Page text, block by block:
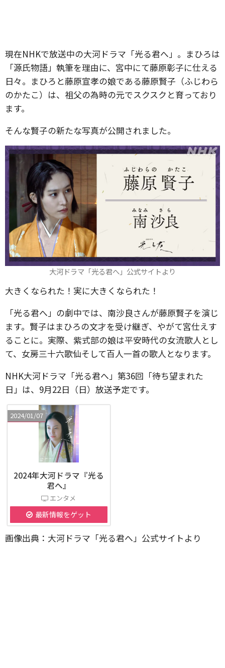
現在NHKで放送中の大河ドラマ「光る君へ」。まひろは
「源氏物語」執筆を理由に、宮中にて藤原彰子に仕える
日々。まひろと藤原宣孝の娘である藤原賢子（ふじわら
のかたこ）は、祖父の為時の元でスクスクと育っており
ます。
そんな賢子の新たな写真が公開されました。
大河ドラマ「光る君へ」公式サイトより
大きくなられた！実に大きくなられた！
「光る君へ」の劇中では、南沙良さんが藤原賢子を演じ
ます。賢子はまひろの文才を受け継ぎ、やがて宮仕えす
ることに。実際、紫式部の娘は平安時代の女流歌人とし
て、女房三十六歌仙そして百人一首の歌人となります。
NHK大河ドラマ「光る君へ」第36回「待ち望まれた
日」は、9月22日（日）放送予定です。
2024/01/07
2024年大河ドラマ『光る
君へ』
エンタメ
最新情報をゲット
画像出典：大河ドラマ「光る君へ」公式サイトより